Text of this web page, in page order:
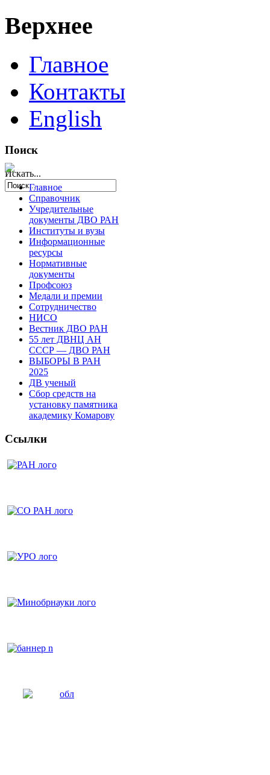
Верхнее
Главное
Контакты
English
Поиск
Искать...
Главное
Справочник
Учредительные
документы ДВО РАН
Институты и вузы
Информационные
ресурсы
Нормативные
документы
Профсоюз
Медали и премии
Сотрудничество
НИСО
Вестник ДВО РАН
55 лет ДВНЦ АН
СССР — ДВО РАН
ВЫБОРЫ В РАН
2025
ДВ ученый
Сбор средств на
установку памятника
академику Комарову
Ссылки